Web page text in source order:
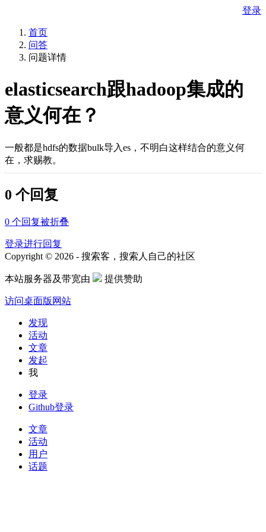
登录
首页
问答
问题详情
elasticsearch跟hadoop集成的
意义何在？
一般都是hdfs的数据bulk导入es，不明白这样结合的意义何
在，求赐教。
0 个回复
0 个回复被折叠
登录进行回复
Copyright © 2026 - 搜索客，搜索人自己的社区
本站服务器及带宽由 提供赞助
访问桌面版网站
发现
活动
文章
发起
我
登录
Github登录
文章
活动
用户
话题